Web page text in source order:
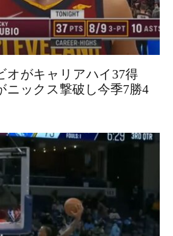
オがキャリアハイ37得
ニックス撃破し今季7勝4